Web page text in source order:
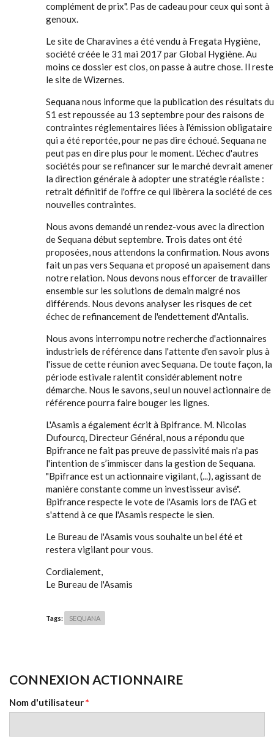
complément de prix". Pas de cadeau pour ceux qui sont à
genoux.
Le site de Charavines a été vendu à Fregata Hygiène,
société créée le 31 mai 2017 par Global Hygiène. Au
moins ce dossier est clos, on passe à autre chose. Il reste
le site de Wizernes.
Sequana nous informe que la publication des résultats du
S1 est repoussée au 13 septembre pour des raisons de
contraintes réglementaires liées à l'émission obligataire
qui a été reportée, pour ne pas dire échoué. Sequana ne
peut pas en dire plus pour le moment. L'échec d'autres
sociétés pour se refinancer sur le marché devrait amener
la direction générale à adopter une stratégie réaliste :
retrait définitif de l'offre ce qui libèrera la société de ces
nouvelles contraintes.
Nous avons demandé un rendez-vous avec la direction
de Sequana début septembre. Trois dates ont été
proposées, nous attendons la confirmation. Nous avons
fait un pas vers Sequana et proposé un apaisement dans
notre relation. Nous devons nous efforcer de travailler
ensemble sur les solutions de demain malgré nos
différends. Nous devons analyser les risques de cet
échec de refinancement de l'endettement d'Antalis.
Nous avons interrompu notre recherche d'actionnaires
industriels de référence dans l'attente d'en savoir plus à
l'issue de cette réunion avec Sequana. De toute façon, la
période estivale ralentit considérablement notre
démarche. Nous le savons, seul un nouvel actionnaire de
référence pourra faire bouger les lignes.
L'Asamis a également écrit à Bpifrance. M. Nicolas
Dufourcq, Directeur Général, nous a répondu que
Bpifrance ne fait pas preuve de passivité mais n'a pas
l'intention de s’immiscer dans la gestion de Sequana.
"Bpifrance est un actionnaire vigilant, (...), agissant de
manière constante comme un investisseur avisé".
Bpifrance respecte le vote de l'Asamis lors de l'AG et
s'attend à ce que l'Asamis respecte le sien.
Le Bureau de l'Asamis vous souhaite un bel été et
restera vigilant pour vous.
Cordialement,
Le Bureau de l'Asamis
Tags: SEQUANA
CONNEXION ACTIONNAIRE
Nom d'utilisateur*